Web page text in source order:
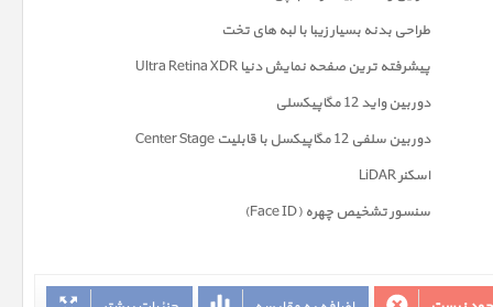
طراحی بدنه بسیار زیبا با لبه های تخت
پیشرفته ترین صفحه نمايش دنیا Ultra Retina XDR
دوربين واید 12 مگاپیکسلی
دوربین سلفی 12 مگاپیکسل با قابلیت Center Stage
اسکنر LiDAR
سنسور تشخیص چهره (Face ID)